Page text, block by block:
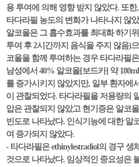
용 투여에 의해 영향 받지 않았다. 또
타다라필 농도의 변화가 나타나지 않
알코올은 그 흡수효과를 최대화 하기
투여 후 2시간까지 음식을 주지 않음)
코올을 함께 투여하는 경우 타다라필
남성에서 40% 알코올[보드카] 약
를 증가시키지 않았지만, 일부 환자에
이 관찰되었다. 타다라필을 저용량의
압은 관찰되지 않았고 현기증은 알코
빈도로 나타났다. 인식기능에 대한 알
여 증가되지 않았다.
- 타다라필은 ethinylestradiol의 경구
것으로 나타났다. 임상적인 중요성은